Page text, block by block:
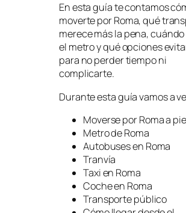
En esta guía te contamos
moverte por Roma, qué
merece más la pena,
el metro y qué opciones
para no perder tiempo ni
complicarte.
Durante esta guía vamos a
Moverse por Roma a pie
Metro de Roma
Autobuses en Roma
Tranvía
Taxi en Roma
Coche en Roma
Transporte público